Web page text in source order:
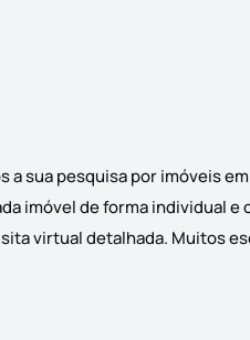
sua pesquisa por imóveis
imóvel de forma individual
virtual detalhada. Muitos